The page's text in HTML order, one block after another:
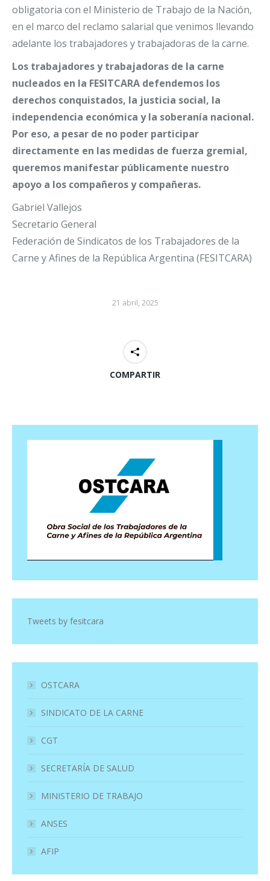
obligatoria con el Ministerio de Trabajo de la Nación,
en el marco del reclamo salarial que venimos llevando
adelante los trabajadores y trabajadoras de la carne.
Los trabajadores y trabajadoras de la carne
nucleados en la FESITCARA defendemos los
derechos conquistados, la justicia social, la
independencia económica y la soberanía nacional.
Por eso, a pesar de no poder participar
directamente en las medidas de fuerza gremial,
queremos manifestar públicamente nuestro
apoyo a los compañeros y compañeras.
Gabriel Vallejos
Secretario General
Federación de Sindicatos de los Trabajadores de la
Carne y Afines de la República Argentina (FESITCARA)
21 abril, 2025
COMPARTIR
Tweets by fesitcara
OSTCARA
SINDICATO DE LA CARNE
CGT
SECRETARÍA DE SALUD
MINISTERIO DE TRABAJO
ANSES
AFIP